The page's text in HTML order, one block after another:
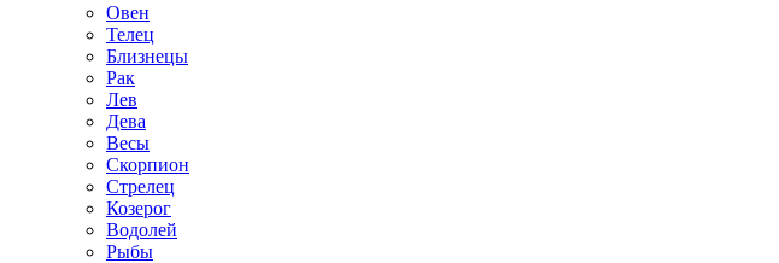
Овен
Телец
Близнецы
Рак
Лев
Дева
Весы
Скорпион
Стрелец
Козерог
Водолей
Рыбы